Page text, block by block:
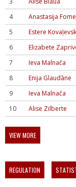
4
Anastasija
5
Estere
6
Elizabete
7
Ieva Malnača
8
Enija Glaudāne
9
Ieva Malnača
10
Alise Zilberte
VIEW MORE
REGULATION